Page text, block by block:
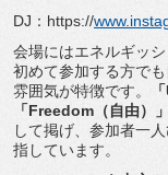
DJ：https://
会場にはエネルギッ
初めて参加する方で
雰囲気が特徴です。
「Freedom（自由）
して掲げ、 参加者一
指しています。